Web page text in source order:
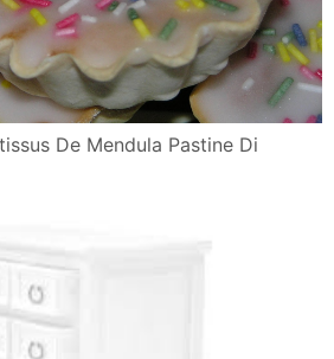
De Mendula Pastine Di